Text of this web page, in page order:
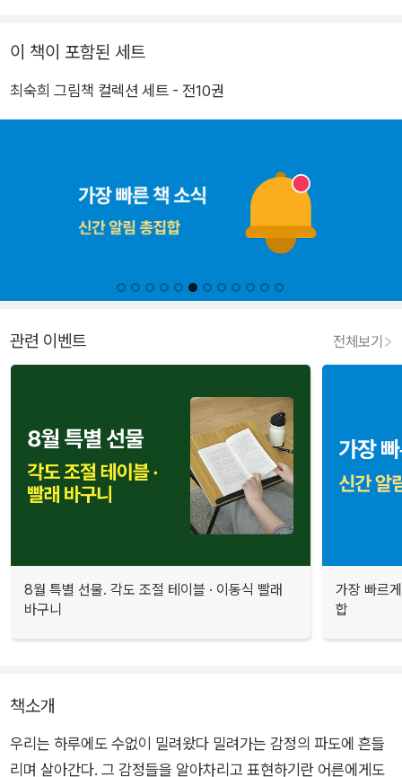
이 책이 포함된 세트
최숙희 그림책 컬렉션 세트 - 전10권
관련 이벤트 전체보기
8월 특별 선물. 각도 조절 테이블 · 이동식 빨래
바구니
가장 빠르
합
책소개
우리는 하루에도 수없이 밀려왔다 밀려가는 감정의 파도에 흔들
리며 살아간다. 그 감정들을 알아차리고 표현하기란 어른에게도